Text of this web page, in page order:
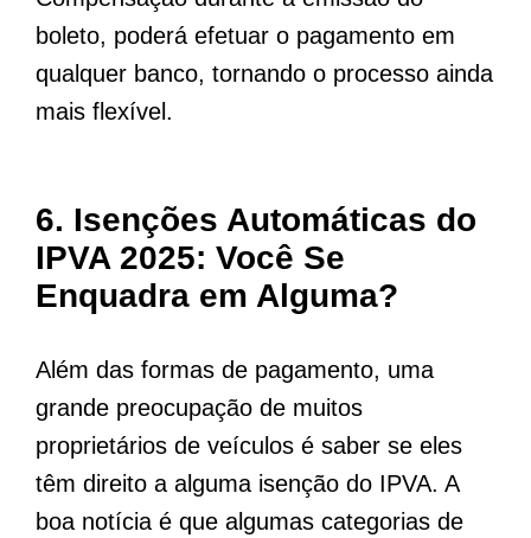
boleto, poderá efetuar o pagamento em
qualquer banco, tornando o processo ainda
mais flexível.
6. Isenções Automáticas do
IPVA 2025: Você Se
Enquadra em Alguma?
Além das formas de pagamento, uma
grande preocupação de muitos
proprietários de veículos é saber se eles
têm direito a alguma isenção do IPVA. A
boa notícia é que algumas categorias de